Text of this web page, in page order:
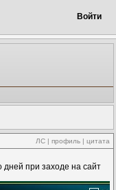
Войти
ЛС | профиль | цитата
дней при заходе на сайт